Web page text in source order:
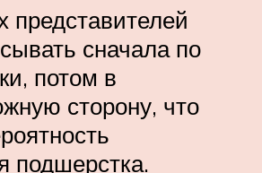
представителей
сначала по
потом в
сторону, что
подшерстка.